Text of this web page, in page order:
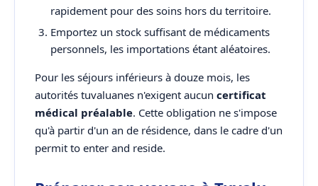
rapidement pour des soins hors du territoire.
Emportez un stock suffisant de médicaments
personnels, les importations étant aléatoires.
Pour les séjours inférieurs à douze mois, les
autorités tuvaluanes n'exigent aucun certificat
médical préalable. Cette obligation ne s'impose
qu'à partir d'un an de résidence, dans le cadre d'un
permit to enter and reside.